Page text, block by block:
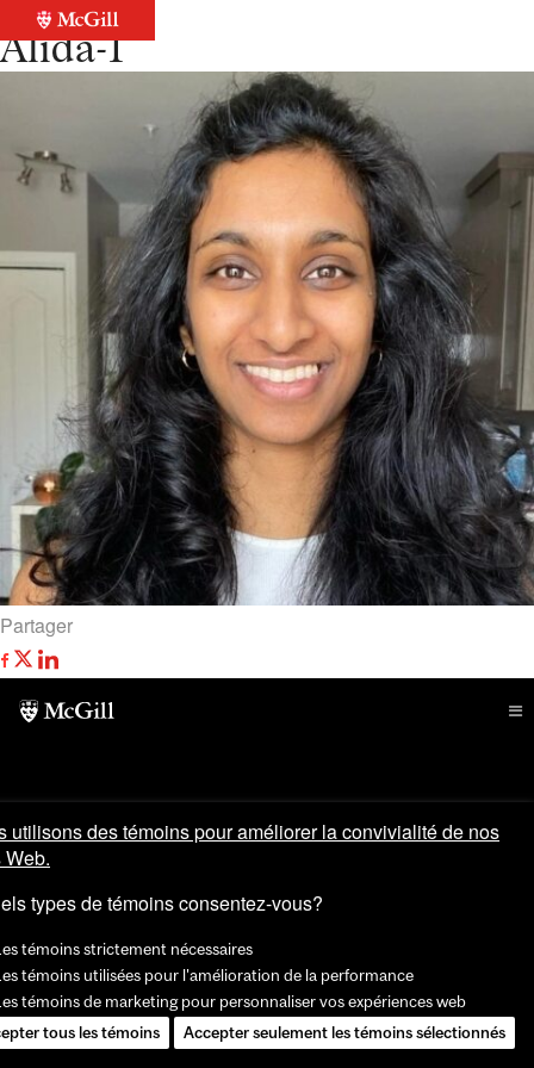
Retour à la liste
Alida-1
Partager
utilisons des témoins pour améliorer la convivialité de nos
types de témoins consentez-vous?
témoins strictement nécessaires
témoins utilisées pour l'amélioration de la performance
témoins de marketing pour personnaliser vos expériences web
tous les témoins
Accepter seulement les témoins sélectionnés